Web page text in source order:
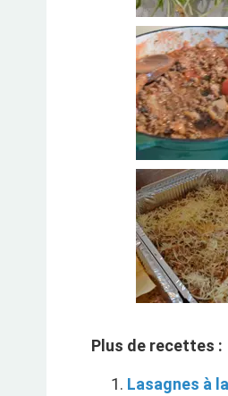
Plus de recettes :
Lasagnes à